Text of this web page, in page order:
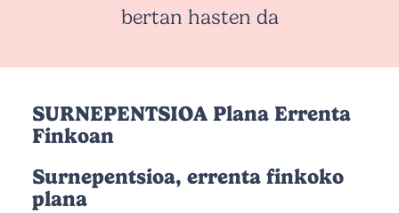
bertan hasten da
SURNEPENTSIOA Plana Errenta
Finkoan
Surnepentsioa, errenta finkoko
plana